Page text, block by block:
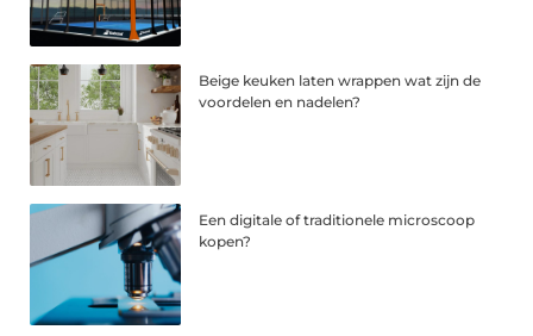
Beige keuken laten wrappen wat zijn de
voordelen en nadelen?
Een digitale of traditionele microscoop
kopen?